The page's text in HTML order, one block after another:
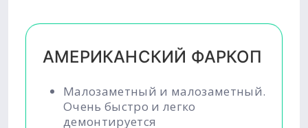
АМЕРИКАНСКИЙ ФАРКОП
Малозаметный и малозаметный.
Очень быстро и легко
демонтируется